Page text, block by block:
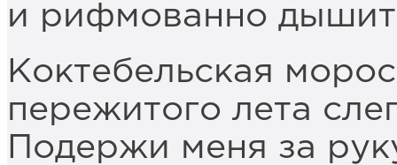
и рифмованно дышит
Коктебельская
пережитого лета
Подержи меня за